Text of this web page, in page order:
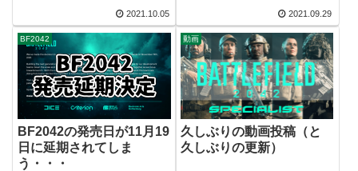
2021.10.05 2021.09.29
BF2042
BF2042の発売日が11月19
日に延期されてしま
う・・・
動画
久しぶりの動画投稿（と
久しぶりの更新）